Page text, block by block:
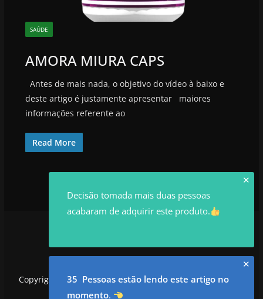
SAÚDE
AMORA MIURA CAPS
Antes de mais nada, o objetivo do vídeo à baixo e
deste artigo é justamente apresentar maiores
informações referente ao
Read More
Copyright © 2026utilidadesrowan.com. Todos os direitos
reservados.
✕
Decisão tomada mais duas pessoas
acabaram de adquirir este produto.
✕
35 Pessoas estão lendo este artigo no
momento.